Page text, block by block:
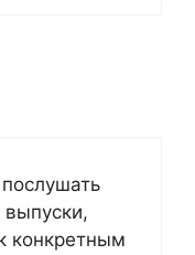
конкретным